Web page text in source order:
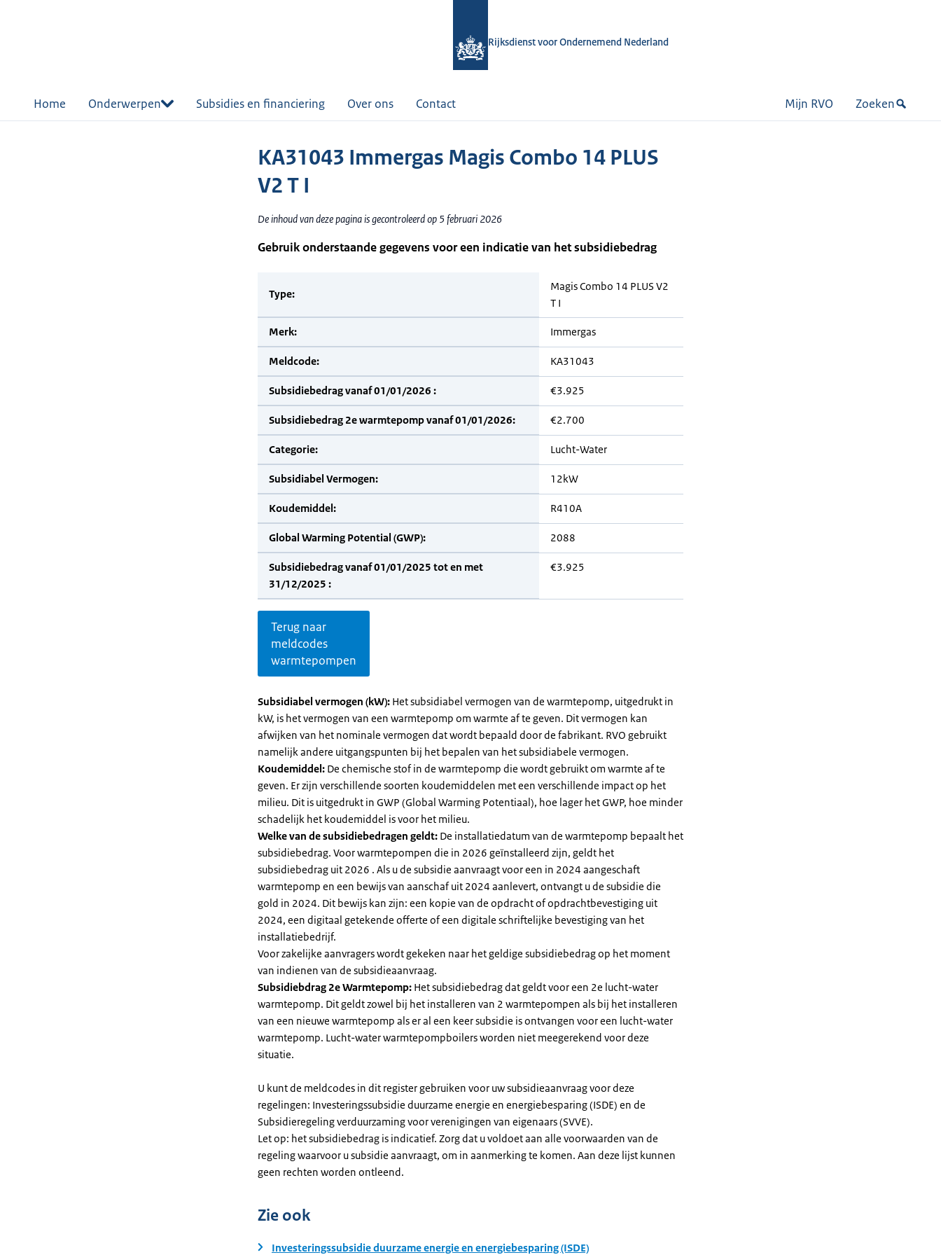
Rijksdienst voor Ondernemend Nederland
Home Onderwerpen Subsidies en financiering Over ons Contact Mijn RVO Zoeken
KA31043 Immergas Magis Combo 14 PLUS
V2 T I
De inhoud van deze pagina is gecontroleerd op 5 februari 2026
Gebruik onderstaande gegevens voor een indicatie van het subsidiebedrag
Type:
Magis Combo 14 PLUS V2
T I
Merk: Immergas
Meldcode: KA31043
Subsidiebedrag vanaf 01/01/2026 : €3.925
Subsidiebedrag 2e warmtepomp vanaf 01/01/2026: €2.700
Categorie: Lucht-Water
Subsidiabel Vermogen: 12kW
Koudemiddel: R410A
Global Warming Potential (GWP): 2088
Subsidiebedrag vanaf 01/01/2025 tot en met
31/12/2025 :
€3.925
Terug naar
meldcodes
warmtepompen
Subsidiabel vermogen (kW): Het subsidiabel vermogen van de warmtepomp, uitgedrukt in
kW, is het vermogen van een warmtepomp om warmte af te geven. Dit vermogen kan
afwijken van het nominale vermogen dat wordt bepaald door de fabrikant. RVO gebruikt
namelijk andere uitgangspunten bij het bepalen van het subsidiabele vermogen.
Koudemiddel: De chemische stof in de warmtepomp die wordt gebruikt om warmte af te
geven. Er zijn verschillende soorten koudemiddelen met een verschillende impact op het
milieu. Dit is uitgedrukt in GWP (Global Warming Potentiaal), hoe lager het GWP, hoe minder
schadelijk het koudemiddel is voor het milieu.
Welke van de subsidiebedragen geldt: De installatiedatum van de warmtepomp bepaalt het
subsidiebedrag. Voor warmtepompen die in 2026 geïnstalleerd zijn, geldt het
subsidiebedrag uit 2026 . Als u de subsidie aanvraagt voor een in 2024 aangeschaft
warmtepomp en een bewijs van aanschaf uit 2024 aanlevert, ontvangt u de subsidie die
gold in 2024. Dit bewijs kan zijn: een kopie van de opdracht of opdrachtbevestiging uit
2024, een digitaal getekende offerte of een digitale schriftelijke bevestiging van het
installatiebedrijf.
Voor zakelijke aanvragers wordt gekeken naar het geldige subsidiebedrag op het moment
van indienen van de subsidieaanvraag.
Subsidiebdrag 2e Warmtepomp: Het subsidiebedrag dat geldt voor een 2e lucht-water
warmtepomp. Dit geldt zowel bij het installeren van 2 warmtepompen als bij het installeren
van een nieuwe warmtepomp als er al een keer subsidie is ontvangen voor een lucht-water
warmtepomp. Lucht-water warmtepompboilers worden niet meegerekend voor deze
situatie.
U kunt de meldcodes in dit register gebruiken voor uw subsidieaanvraag voor deze
regelingen: Investeringssubsidie duurzame energie en energiebesparing (ISDE) en de
Subsidieregeling verduurzaming voor verenigingen van eigenaars (SVVE).
Let op: het subsidiebedrag is indicatief. Zorg dat u voldoet aan alle voorwaarden van de
regeling waarvoor u subsidie aanvraagt, om in aanmerking te komen. Aan deze lijst kunnen
geen rechten worden ontleend.
Zie ook
Investeringssubsidie duurzame energie en energiebesparing (ISDE)